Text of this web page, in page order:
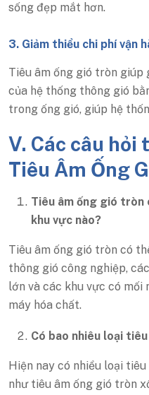
sống đẹp mắt hơn.
3. Giảm thiểu chi phí vận
Tiêu âm ống gió tròn giúp
của hệ thống thông gió
trong ống gió, giúp hệ
V. Các câu
Tiêu Âm Ống
Tiêu âm ống gió
khu vực nào?
Tiêu âm ống gió tròn có
thông gió công nghiệp,
lớn và các khu vực có mối
máy hóa chất.
Có bao nhiêu loại
Hiện nay có nhiều loại
như tiêu âm ống gió tròn